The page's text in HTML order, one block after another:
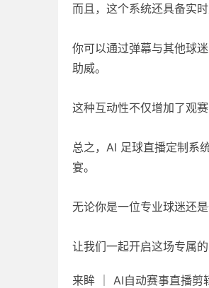
而且，这个系统还具备实时
你可以通过弹幕与其他球
助威。
这种互动性不仅增加了观
总之，AI 足球直播定制系
宴。
无论你是一位专业球迷还
让我们一起开启这场专属的
来眸 ｜ AI自动赛事直播剪